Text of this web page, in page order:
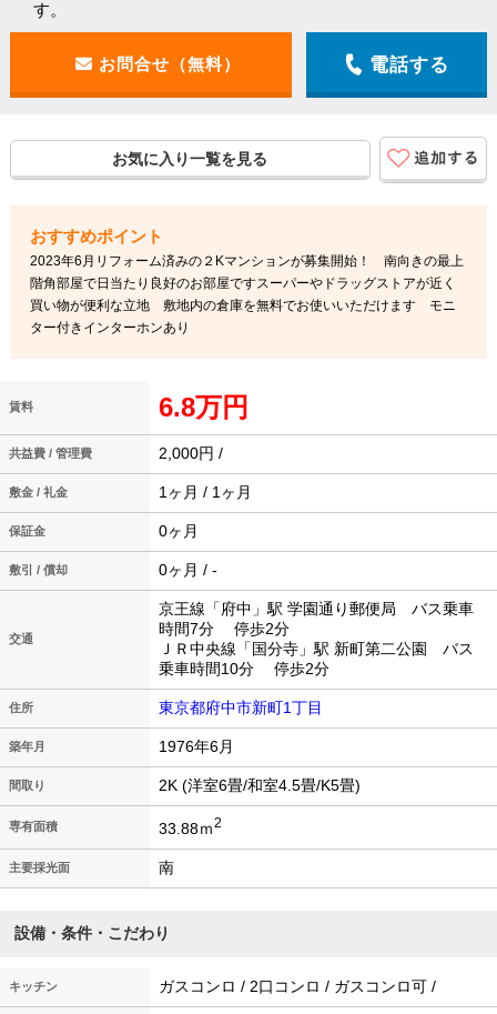
す。
電話する
お気に入り一覧を見る
2023年6月リフォーム済みの２Kマンションが募集開始！ 南向きの最上
階角部屋で日当たり良好のお部屋ですスーパーやドラッグストアが近く
買い物が便利な立地 敷地内の倉庫を無料でお使いいただけます モニ
ター付きインターホンあり
賃料 6.8万円
共益費 / 管理費 2,000円 /
敷金 / 礼金 1ヶ月 / 1ヶ月
保証金 0ヶ月
敷引 / 償却 0ヶ月 / -
交通
京王線「府中」駅 学園通り郵便局 バス乗車
時間7分 停歩2分
ＪＲ中央線「国分寺」駅 新町第二公園 バス
乗車時間10分 停歩2分
住所 東京都府中市新町1丁目
築年月 1976年6月
間取り 2K (洋室6畳/和室4.5畳/K5畳)
専有面積 33.88ｍ2
主要採光面 南
設備・条件・こだわり
キッチン ガスコンロ / 2口コンロ / ガスコンロ可 /